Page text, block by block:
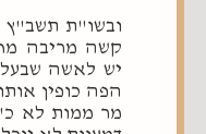
ובשו"ת תשב"ץ
קשה מריבה
יש לאשה
הפה כופין
מר ממות לא